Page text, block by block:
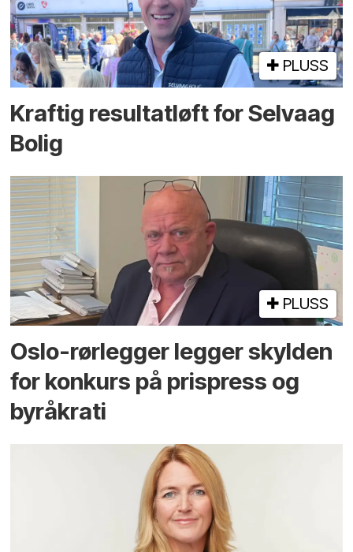
PLUSS
Kraftig resultatløft for Selvaag
Bolig
PLUSS
Oslo-rørlegger legger skylden
for konkurs på prispress og
byråkrati